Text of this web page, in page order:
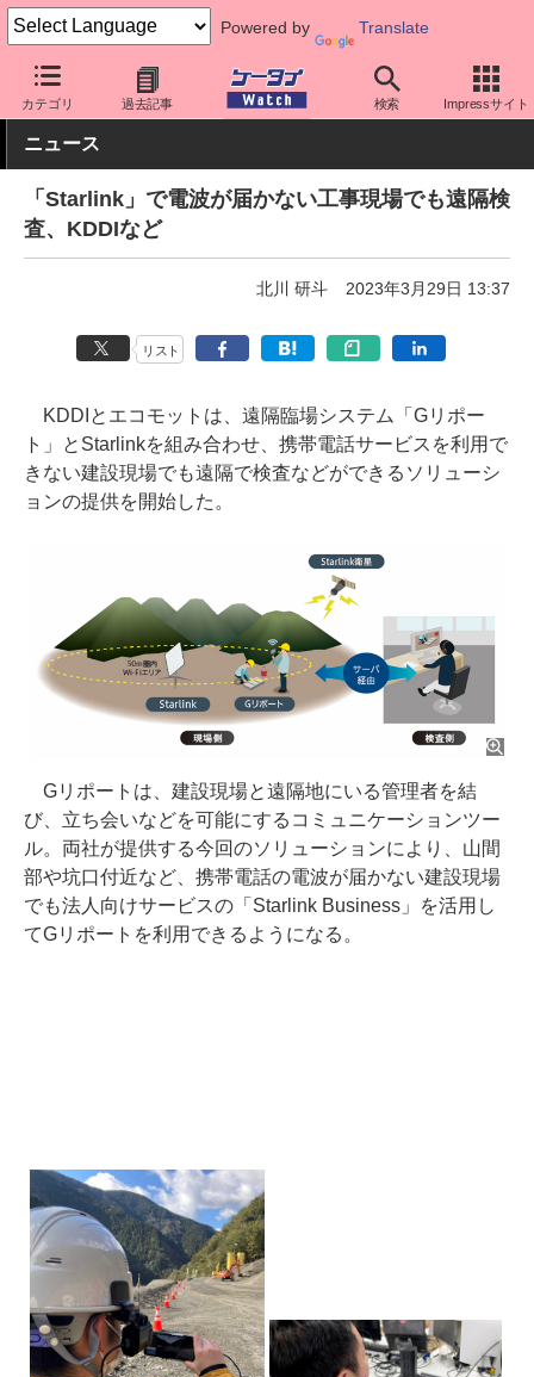
Powered by Translate
カテゴリ 過去記事 検索 Impressサイト
ケータイ Watch キャリア au ネットワーク/技術
ニュース
「Starlink」で電波が届かない工事現場でも遠隔検
査、KDDIなど
北川 研斗 2023年3月29日 13:37
リスト
KDDIとエコモットは、遠隔臨場システム「Gリポー
ト」とStarlinkを組み合わせ、携帯電話サービスを利用で
きない建設現場でも遠隔で検査などができるソリューシ
ョンの提供を開始した。
Gリポートは、建設現場と遠隔地にいる管理者を結
び、立ち会いなどを可能にするコミュニケーションツー
ル。両社が提供する今回のソリューションにより、山間
部や坑口付近など、携帯電話の電波が届かない建設現場
でも法人向けサービスの「Starlink Business」を活用し
てGリポートを利用できるようになる。